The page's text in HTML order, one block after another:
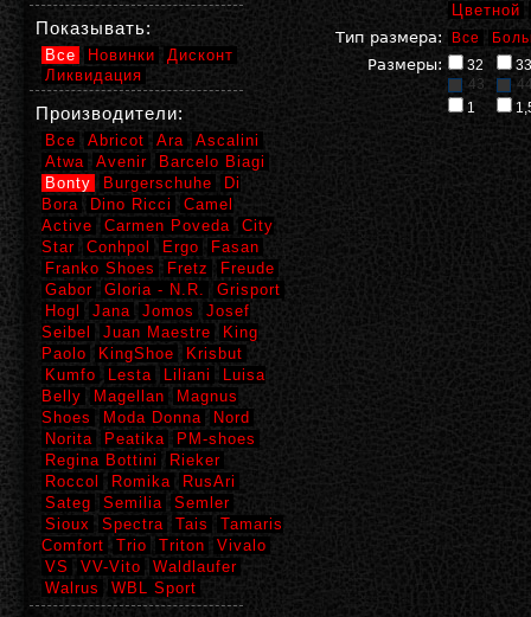
Цветной
Тип размера:
Все
Размеры: 32
33
43
1
Показывать:
Все Новинки
Дисконт
Ликвидация
Производители:
Все Abricot Ara
Ascalini
Atwa
Avenir
Barcelo Biagi
Bonty
Burgerschuhe
Di
Bora
Dino Ricci
Camel
Active
Carmen Poveda
City
Star
Conhpol Ergo
Fasan
Franko Shoes
Fretz
Freude
Gabor
Gloria - N.R.
Grisport
Hogl
Jana Jomos
Josef
Seibel
Juan Maestre
King
Paolo
KingShoe
Krisbut
Kumfo
Lesta Liliani
Luisa
Belly
Magellan
Magnus
Shoes
Moda Donna
Nord
Norita
Peatika
PM-shoes
Regina Bottini
Rieker
Roccol
Romika
RusAri
Sateg
Semilia
Semler
Sioux
Spectra Tais
Tamaris
Comfort
Trio Triton
Vivalo
VS
VV-Vito
Waldlaufer
Walrus
WBL Sport